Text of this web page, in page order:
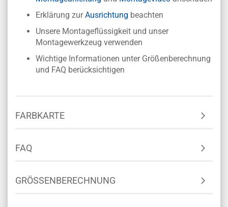
Erklärung zurAusrichtung beachten
Unsere Montageflüssigkeit und unser
Montagewerkzeug verwenden
Wichtige Informationen unter Größenberechnung
und FAQ berücksichtigen
FARBKARTE
FAQ
GRÖSSENBERECHNUNG